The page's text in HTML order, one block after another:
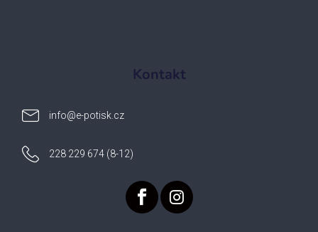
Kontakt
info@e-potisk.cz
228 229 674 (8-12)